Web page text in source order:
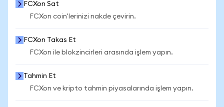
FCXon Sat
FCXon coin'lerinizi nakde çevirin.
FCXon Takas Et
FCXon ile blokzincirleri arasında işlem yapın.
Tahmin Et
FCXon ve kripto tahmin piyasalarında işlem yapın.